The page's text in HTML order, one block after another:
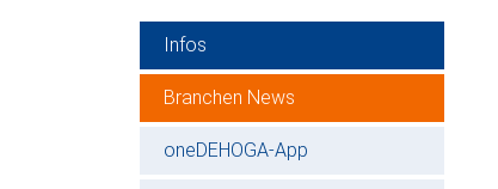
Infos
Branchen News
oneDEHOGA-App